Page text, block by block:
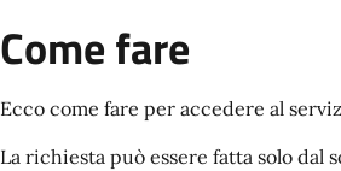
Come fare
Ecco come fare per accedere al
La richiesta può essere fatta solo dal